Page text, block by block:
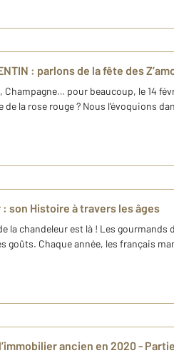
: parlons de la fête des
Champagne… pour beaucoup, le 14
de la rose rouge ? Nous l’évoquions
: son Histoire à travers les âges
la chandeleur est là ! Les
goûts. Chaque année, les français
ancien en 2020 -